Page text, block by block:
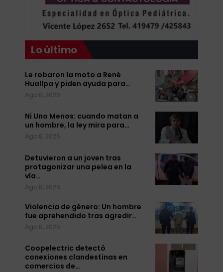
Lo último
Le robaron la moto a René
Huallpa y piden ayuda para…
Ago 8, 2026
Ni Uno Menos: cuando matan a
un hombre, la ley mira para…
Ago 8, 2026
Detuvieron a un joven tras
protagonizar una pelea en la
vía…
Ago 8, 2026
Violencia de género: Un hombre
fue aprehendido tras agredir…
Ago 8, 2026
Coopelectric detectó
conexiones clandestinas en
comercios de…